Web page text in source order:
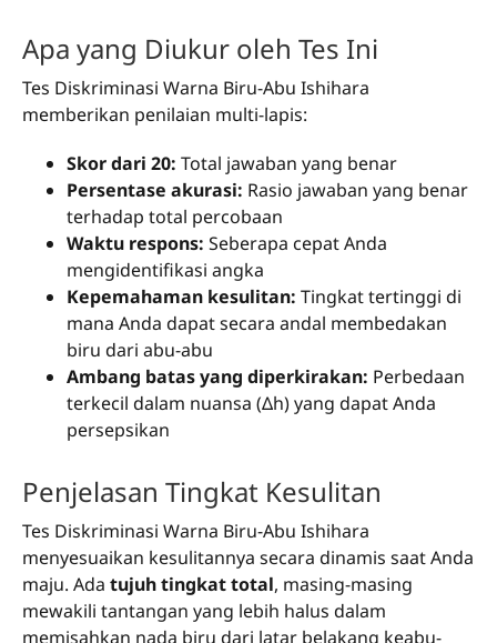
Apa yang Diukur oleh Tes Ini
Tes Diskriminasi Warna Biru-Abu Ishihara
memberikan penilaian multi-lapis:
Skor dari 20: Total jawaban yang benar
Persentase akurasi: Rasio jawaban yang benar
terhadap total percobaan
Waktu respons: Seberapa cepat Anda
mengidentifikasi angka
Kepemahaman kesulitan: Tingkat tertinggi di
mana Anda dapat secara andal membedakan
biru dari abu-abu
Ambang batas yang diperkirakan: Perbedaan
terkecil dalam nuansa (Δh) yang dapat Anda
persepsikan
Penjelasan Tingkat Kesulitan
Tes Diskriminasi Warna Biru-Abu Ishihara
menyesuaikan kesulitannya secara dinamis saat Anda
maju. Ada tujuh tingkat total, masing-masing
mewakili tantangan yang lebih halus dalam
memisahkan nada biru dari latar belakang keabu-